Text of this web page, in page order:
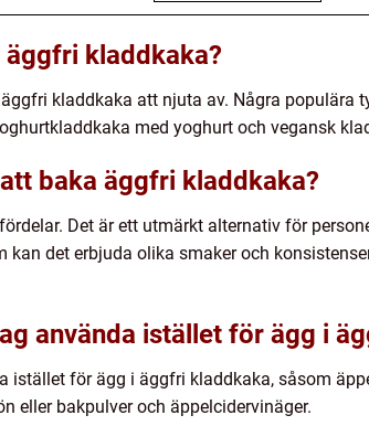
kladdkaka?
kladdkaka att njuta av. Några populära
med yoghurt och vegansk
baka äggfri kladdkaka?
Det är ett utmärkt alternativ för
kan det erbjuda olika smaker och
använda istället för ägg i
istället för ägg i äggfri kladdkaka, såsom
eller bakpulver och äppelcidervinäger.